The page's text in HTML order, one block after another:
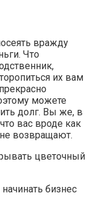
вражду
Что
их вам
можете
долг. Вы же, в
вас вроде как
возвращают.
цветочный
бизнес